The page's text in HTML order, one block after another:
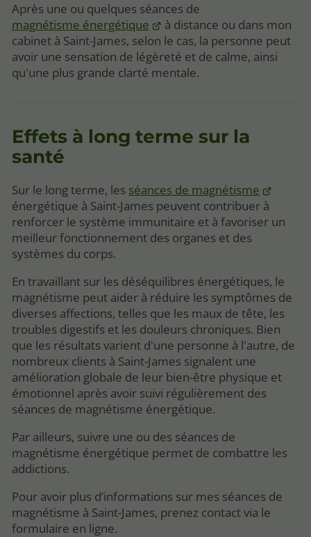
Après une ou quelques séances de
magnétisme énergétique
à distance ou dans mon
cabinet à Saint-James, selon le cas, la personne peut
avoir une sensation de légèreté et de calme, ainsi
qu'une plus grande clarté mentale.
Effets à long terme sur la
santé
Sur le long terme, les séances de magnétisme
énergétique à Saint-James peuvent contribuer à
renforcer le système immunitaire et à favoriser un
meilleur fonctionnement des organes et des
systèmes du corps.
En travaillant sur les déséquilibres énergétiques, le
magnétisme peut aider à réduire les symptômes de
diverses affections, telles que les maux de tête, les
troubles digestifs et les douleurs chroniques. Bien
que les résultats varient d'une personne à l'autre, de
nombreux clients à Saint-James signalent une
amélioration globale de leur bien-être physique et
émotionnel après avoir suivi régulièrement des
séances de magnétisme énergétique.
Par ailleurs, suivre une ou des séances de
magnétisme énergétique permet de combattre les
addictions.
Pour avoir plus d’informations sur mes séances de
magnétisme à Saint-James, prenez contact via le
formulaire en ligne.